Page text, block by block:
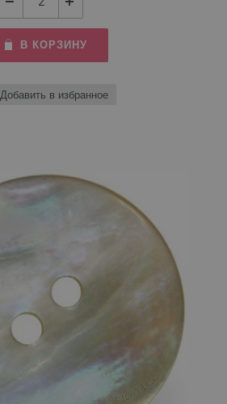
В КОРЗИНУ
Добавить в избранное